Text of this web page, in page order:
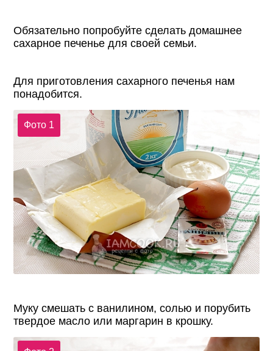
Обязательно попробуйте сделать домашнее
сахарное печенье для своей семьи.
Для приготовления сахарного печенья нам
понадобится.
Фото 1
Муку смешать с ванилином, солью и порубить
твердое масло или маргарин в крошку.